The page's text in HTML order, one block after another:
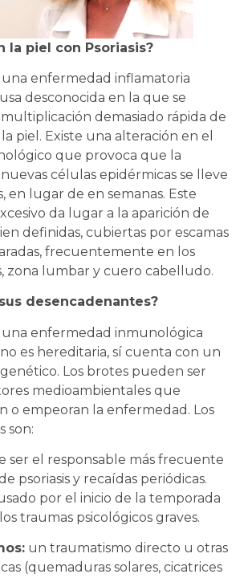
la piel con Psoriasis?
una enfermedad inflamatoria
desconocida en la que se
demasiado rápida de
piel. Existe una alteración en el
que provoca que la
células epidérmicas se lleve
en lugar de en semanas. Este
da lugar a la aparición de
definidas, cubiertas por escamas
frecuentemente en los
zona lumbar y cuero cabelludo.
desencadenantes?
una enfermedad inmunológica
es hereditaria, sí cuenta con un
Los brotes pueden ser
medioambientales que
o empeoran la enfermedad. Los
son:
ser el responsable más frecuente
psoriasis y recaídas periódicas.
por el inicio de la temporada
traumas psicológicos graves.
un traumatismo directo u otras
(quemaduras solares, cicatrices